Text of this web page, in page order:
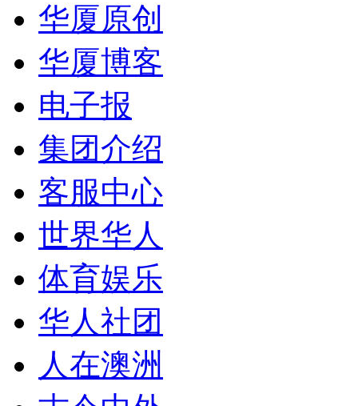
华厦原创
华厦博客
电子报
集团介绍
客服中心
世界华人
体育娱乐
华人社团
人在澳洲